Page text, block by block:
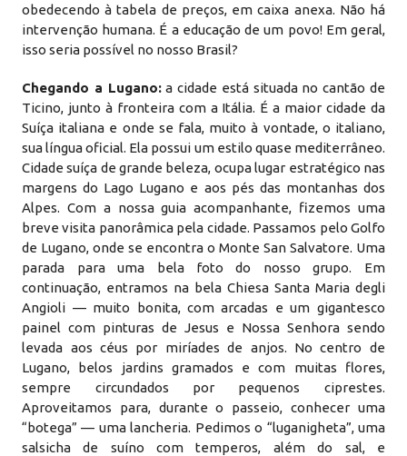
obedecendo à tabela de preços, em caixa anexa. Não há
intervenção humana. É a educação de um povo! Em geral,
isso seria possível no nosso Brasil?
Chegando a Lugano:a cidade está situada no cantão de
Ticino, junto à fronteira com a Itália. É a maior cidade da
Suíça italiana e onde se fala, muito à vontade, o italiano,
sua língua oficial. Ela possui um estilo quase mediterrâneo.
Cidade suíça de grande beleza, ocupa lugar estratégico nas
margens do Lago Lugano e aos pés das montanhas dos
Alpes. Com a nossa guia acompanhante, fizemos uma
breve visita panorâmica pela cidade. Passamos pelo Golfo
de Lugano, onde se encontra o Monte San Salvatore. Uma
parada para uma bela foto do nosso grupo. Em
continuação, entramos na bela Chiesa Santa Maria degli
Angioli — muito bonita, com arcadas e um gigantesco
painel com pinturas de Jesus e Nossa Senhora sendo
levada aos céus por miríades de anjos. No centro de
Lugano, belos jardins gramados e com muitas flores,
sempre circundados por pequenos ciprestes.
Aproveitamos para, durante o passeio, conhecer uma
“botega” — uma lancheria. Pedimos o “luganigheta”, uma
salsicha de suíno com temperos, além do sal, e